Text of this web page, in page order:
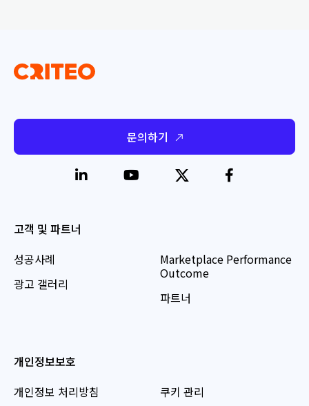
문의하기
고객 및 파트너
성공사례
광고 갤러리
Marketplace Performance
Outcome
파트너
개인정보보호
개인정보 처리방침
쿠키 관리